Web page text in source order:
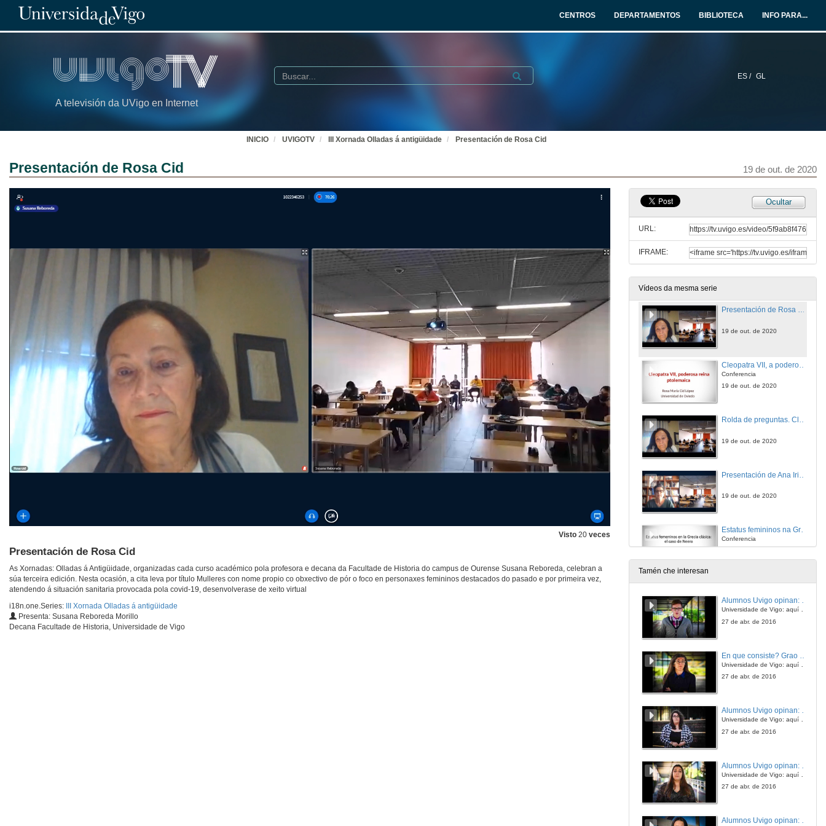
CENTROS DEPARTAMENTOS BIBLIOTECA INFO PARA...
A televisión da UVigo en Internet
ES / GL
Buscar Submit
INICIO UVIGOTV III Xornada Olladas á antigüidade Presentación de Rosa Cid
Presentación de Rosa Cid 19 de out. de 2020
Visto 20 veces
Presentación de Rosa Cid
As Xornadas: Olladas á Antigüidade, organizadas cada curso académico pola profesora e decana da Facultade de Historia do campus de Ourense Susana Reboreda, celebran a
súa terceira edición. Nesta ocasión, a cita leva por título Mulleres con nome propio co obxectivo de pór o foco en personaxes femininos destacados do pasado e por primeira vez,
atendendo á situación sanitaria provocada pola covid-19, desenvolverase de xeito virtual
i18n.one.Series:
III Xornada Olladas á antigüidade
Presenta: Susana Reboreda Morillo
Decana Facultade de Historia, Universidade de Vigo
Ocultar
URL:
IFRAME:
Vídeos da mesma serie
Intervención de Luz Doporto Real
19 de out. de 2020
Puabi e Enheduana: dúas mulleres poderosas na cidade de Ur (ca. 2500-2300 a.n.e.)
Conferencia
Rolda de preguntas. Puabi e Enheduana: dúas mulleres poderosas na cidade de Ur (ca. 2500-2300 a.n.e.)
19 de out. de 2020
Presentación de Rosa Cid
19 de out. de 2020
Conferencia
19 de out. de 2020
Rolda de preguntas. Cleopatra VII, a poderosa raíña ptolemaica
19 de out. de 2020
19 de out. de 2020
Estatus femininos na Grecia clásica: o caso de Neera
Conferencia
Rolda de preguntas. Estatus femininos na Grecia clásica: o caso de Neera
19 de out. de 2020
19 de out. de 2020
19 de out. de 2020
19 de out. de 2020
Tamén che interesan
Alumnos Uvigo opinan: Grao en Ciencias da Linguaxe e Estudos Literarios
Universidade de Vigo: aquí todo é posible
27 de abr. de 2016
Universidade de Vigo: aquí todo é posible
27 de abr. de 2016
Alumnos Uvigo opinan: Grao en Linguas Estranxeiras
Universidade de Vigo: aquí todo é posible
27 de abr. de 2016
Universidade de Vigo: aquí todo é posible
27 de abr. de 2016
Alumnos Uvigo opinan: Grao en Linguas Estranxeiras